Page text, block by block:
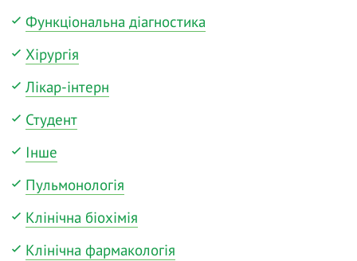
Функціональна діагностика
Хірургія
Лікар-інтерн
Студент
Інше
Пульмонологія
Клінічна біохімія
Клінічна фармакологія